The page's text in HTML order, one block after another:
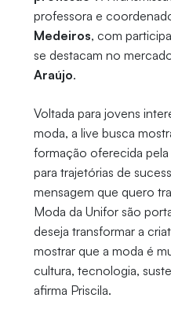
professora e
Medeiros, com
se destacam no
Araújo.
Voltada para jovens
moda, a live busca
formação oferecida
para trajetórias de
mensagem que quero
Moda da Unifor são
deseja transformar a
mostrar que a moda é
cultura, tecnologia,
afirma Priscila.